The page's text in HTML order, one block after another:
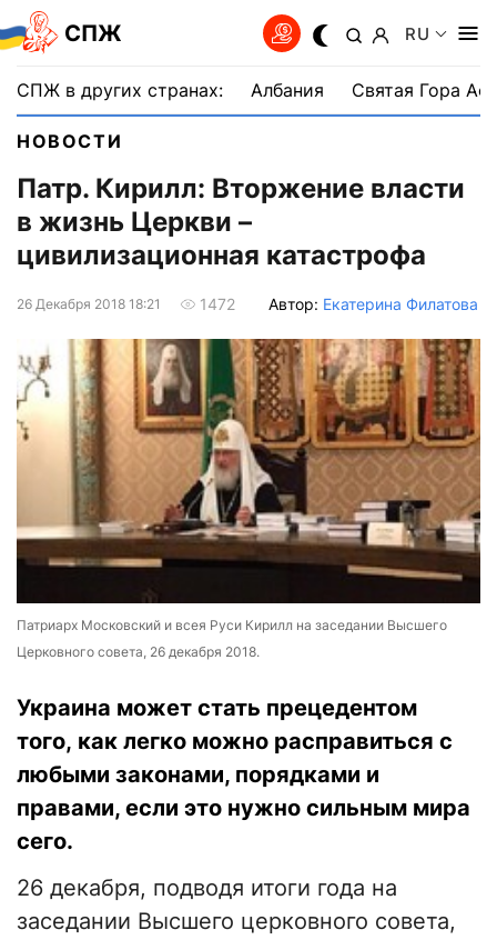
СПЖ RU
СПЖ в других странах: Албания Святая Гора
НОВОСТИ
Патр. Кирилл: Вторжение власти
в жизнь Церкви –
цивилизационная катастрофа
26 Декабря 2018 18:21 1472 Автор: Екатерина Филатова
Патриарх Московский и всея Руси Кирилл на заседании Высшего
Церковного совета, 26 декабря 2018.
Украина может стать прецедентом
того, как легко можно расправиться с
любыми законами, порядками и
правами, если это нужно сильным мира
сего.
26 декабря, подводя итоги года на
заседании Высшего церковного совета,